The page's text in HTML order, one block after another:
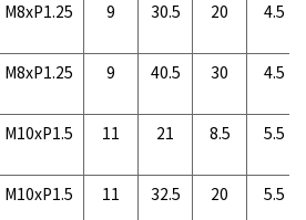
M8xP1.25 9 30.5 20 4.5
M8xP1.25 9 40.5 30 4.5
M10xP1.5 11 21 8.5 5.5
M10xP1.5 11 32.5 20 5.5